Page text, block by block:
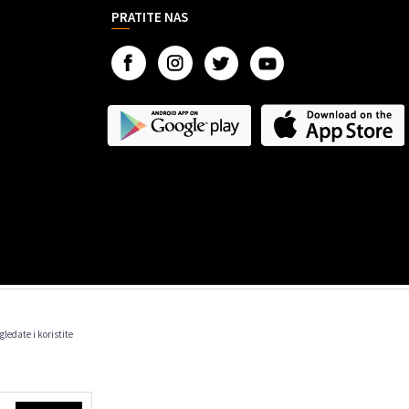
PRATITE NAS
kompletne i bez grešaka.
trenutku.
i koristite